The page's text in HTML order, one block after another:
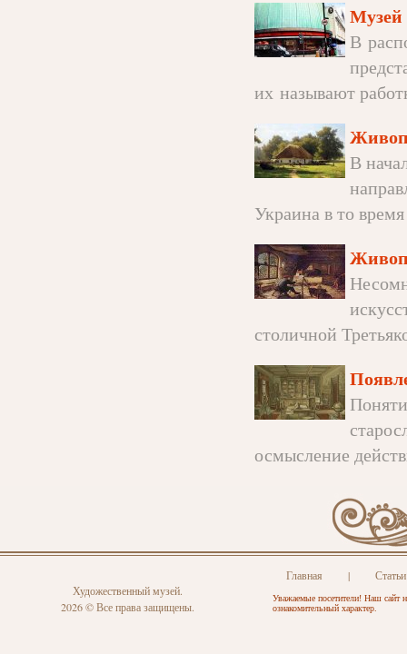
В
их называют
В
Украина в то
столичной
осмысление
Художественный музей.
2026 © Все права защищены.
Главная | Статьи
Уважаемые посетители! Наш сайт
ознакомительный характер.